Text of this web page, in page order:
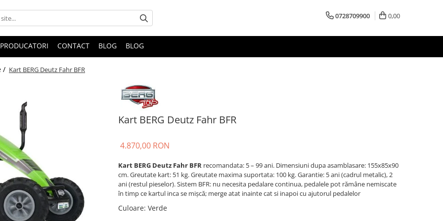
0728709900 0,00
PRODUCATORI CONTACT BLOG BLOG
/ Kart BERG Deutz Fahr BFR
Kart BERG Deutz Fahr BFR
4.870,00 RON
Kart BERG Deutz Fahr BFR recomandata: 5 – 99 ani. Dimensiuni dupa asamblasare: 155x85x90
cm. Greutate kart: 51 kg. Greutate maxima suportata: 100 kg. Garantie: 5 ani (cadrul metalic), 2
ani (restul pieselor). Sistem BFR: nu necesita pedalare continua, pedalele pot rămâne nemiscate
în timp ce kartul inca se mișcă; merge atat inainte cat si inapoi cu ajutorul pedalelor
Culoare: Verde